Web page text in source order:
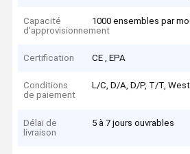
Capacité
d'approvisionnement
1000 ensembles par
Certification CE , EPA
Conditions
de paiement
L/C, D/A, D/P, T/T,
Délai de
livraison
5 à 7 jours ouvrables